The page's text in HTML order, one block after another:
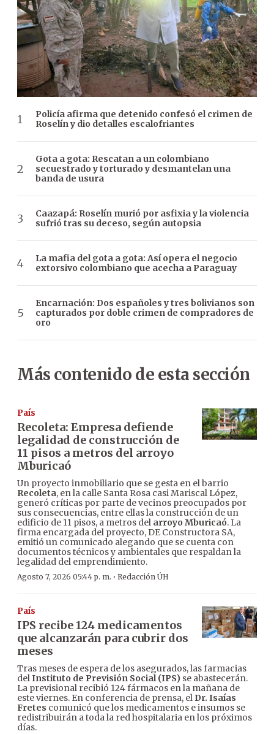
Policía afirma que detenido confesó el crimen de
Roselín y dio detalles escalofriantes
Gota a gota: Rescatan a un colombiano
secuestrado y torturado y desmantelan una
banda de usura
Caazapá: Roselín murió por asfixia y la violencia
sufrió tras su deceso, según autopsia
La mafia del gota a gota: Así opera el negocio
extorsivo colombiano que acecha a Paraguay
Encarnación: Dos españoles y tres bolivianos son
capturados por doble crimen de compradores de
oro
Más contenido de esta sección
País
Recoleta: Empresa defiende
legalidad de construcción de
11 pisos a metros del arroyo
Mburicaó
Un proyecto inmobiliario que se gesta en el barrio
Recoleta, en la calle Santa Rosa casi Mariscal López,
generó críticas por parte de vecinos preocupados por
sus consecuencias, entre ellas la construcción de un
edificio de 11 pisos, a metros del arroyo Mburicaó. La
firma encargada del proyecto, DE Constructora SA,
emitió un comunicado alegando que se cuenta con
documentos técnicos y ambientales que respaldan la
legalidad del emprendimiento.
Agosto 7, 2026 05:44 p. m. · Redacción ÚH
País
IPS recibe 124 medicamentos
que alcanzarán para cubrir dos
meses
Tras meses de espera de los asegurados, las farmacias
delInstituto de Previsión Social (IPS) se abastecerán.
La previsional recibió 124 fármacos en la mañana de
este viernes. En conferencia de prensa, el Dr. Isaías
Fretes comunicó que los medicamentos e insumos se
redistribuirán a toda la red hospitalaria en los próximos
días.